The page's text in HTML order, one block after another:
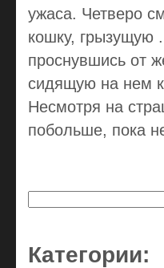
ужаса. Четверо
кошку, грызущую
проснувшись от
сидящую на нем
Несмотря на
побольше, пока
Категории: